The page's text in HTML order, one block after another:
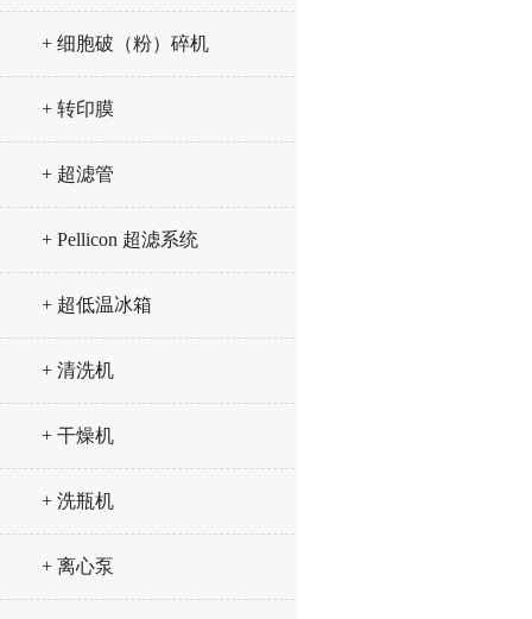
+ 细胞破（粉）碎机
+ 转印膜
+ 超滤管
+ Pellicon 超滤系统
+ 超低温冰箱
+ 清洗机
+ 干燥机
+ 洗瓶机
+ 离心泵